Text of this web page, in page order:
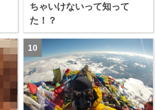
ちゃいけないって知って
た！？